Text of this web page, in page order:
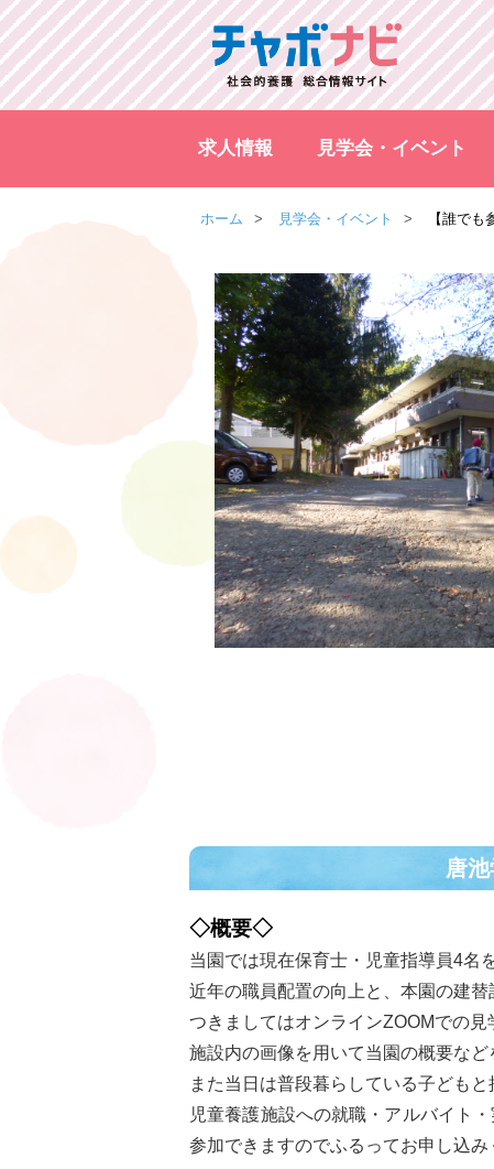
求人情報 見学会・イベント
ホーム 見学会・イベント 【誰で
唐
◇概要◇
当園では現在保育士・児童指導員4名
近年の職員配置の向上と、本園の建
つきましてはオンラインZOOMでの
施設内の画像を用いて当園の概要など
また当日は普段暮らしている子ども
児童養護施設への就職・アルバイト
参加できますのでふるってお申し込み